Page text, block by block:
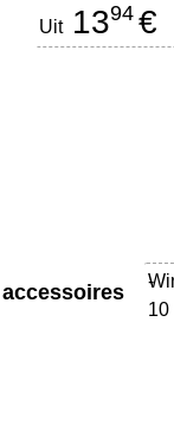
Uit1394 €
accessoires
10
-